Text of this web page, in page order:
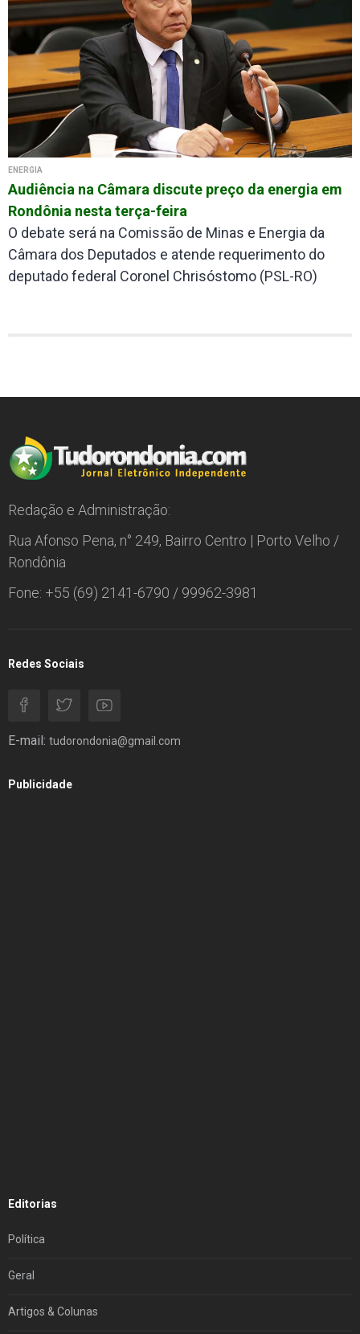
ENERGIA
Audiência na Câmara discute preço da energia em
Rondônia nesta terça-feira
O debate será na Comissão de Minas e Energia da
Câmara dos Deputados e atende requerimento do
deputado federal Coronel Chrisóstomo (PSL-RO)
Redação e Administração:
Rua Afonso Pena, n° 249, Bairro Centro | Porto Velho /
Rondônia
Fone: +55 (69) 2141-6790 / 99962-3981
Redes Sociais
E-mail: tudorondonia@gmail.com
Publicidade
Editorias
Política
Geral
Artigos & Colunas